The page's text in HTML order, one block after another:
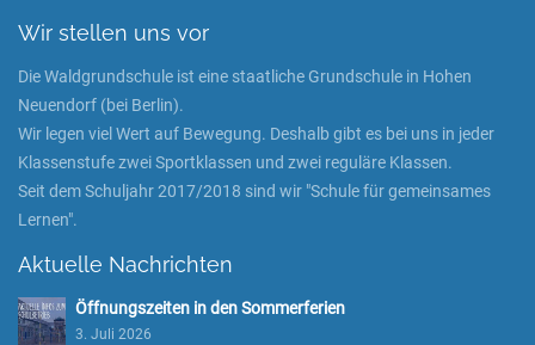
Wir stellen uns vor
Die Waldgrundschule ist eine staatliche Grundschule in Hohen
Neuendorf (bei Berlin).
Wir legen viel Wert auf Bewegung. Deshalb gibt es bei uns in jeder
Klassenstufe zwei Sportklassen und zwei reguläre Klassen.
Seit dem Schuljahr 2017/2018 sind wir "Schule für gemeinsames
Lernen".
Aktuelle Nachrichten
Öffnungszeiten in den Sommerferien
3. Juli 2026